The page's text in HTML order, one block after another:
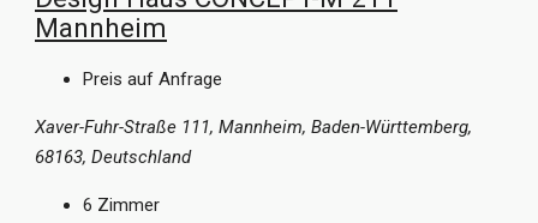
Mannheim
Preis auf Anfrage
Xaver-Fuhr-Straße 111, Mannheim, Baden-Württemberg,
68163, Deutschland
6 Zimmer